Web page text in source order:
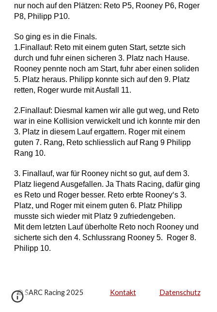
nur noch auf den Plätzen: Reto P5, Rooney P6, Roger
P8, Philipp P10.
So ging es in die Finals.
1.Finallauf: Reto mit einem guten Start, setzte sich
durch und fuhr einen sicheren 3. Platz nach Hause.
Rooney pennte noch am Start, fuhr aber einen soliden
5. Platz heraus. Philipp konnte sich auf den 9. Platz
retten, Roger wurde mit Ausfall 11.
2.Finallauf: Diesmal kamen wir alle gut weg, und Reto
war in eine Kollision verwickelt und ich konnte mir den
3. Platz in diesem Lauf ergattern. Roger mit einem
guten 7. Rang, Reto schliesslich auf Rang 9 Philipp
Rang 10.
3. Finallauf, war für Rooney nicht so gut, auf dem 3.
Platz liegend Ausgefallen. Ja Thats Racing, dafür ging
es Reto und Roger besser. Reto erbte Rooney‘s 3.
Platz, und Roger mit einem guten 6. Platz Philipp
musste sich wieder mit Platz 9 zufriedengeben.
Mit dem letzten Lauf überholte Reto noch Rooney und
sicherte sich den 4. Schlussrang Rooney 5. Roger 8.
Philipp 10.
© SARC Racing 2025 Kontakt Datenschutz